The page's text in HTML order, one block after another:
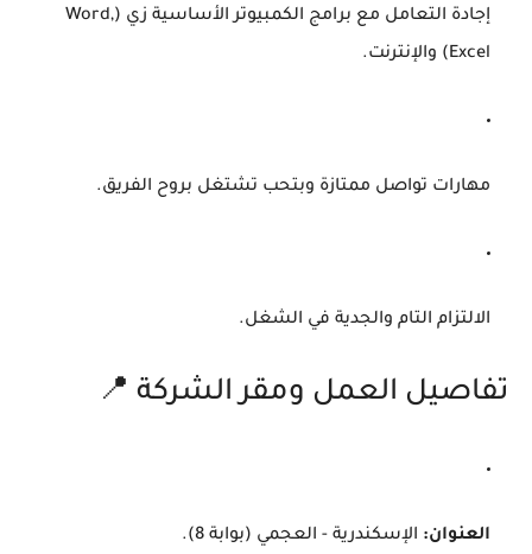
إجادة التعامل مع برامج الكمبيوتر الأساسية زي (Word,
Excel) والإنترنت.
مهارات تواصل ممتازة وبتحب تشتغل بروح الفريق.
الالتزام التام والجدية في الشغل.
تفاصيل العمل ومقر الشركة 📍
العنوان: الإسكندرية - العجمي (بوابة 8).